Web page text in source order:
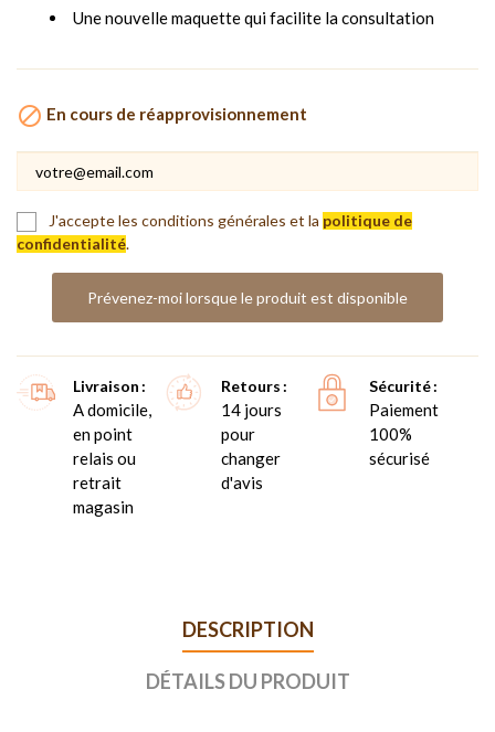
Une nouvelle maquette qui facilite la consultation
 En cours de réapprovisionnement
J'accepte les conditions générales et la politique de
confidentialité.
Prévenez-moi lorsque le produit est disponible
Livraison
A domicile,
en point
relais ou
retrait
magasin
Retours
14 jours
pour
changer
d'avis
Sécurité
Paiement
100%
sécurisé
DESCRIPTION
DÉTAILS DU PRODUIT